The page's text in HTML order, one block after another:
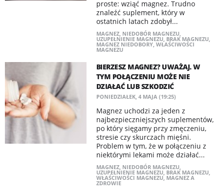
proste: wziąć magnez. Trudno
znaleźć suplement, który w
ostatnich latach zdobył...
MAGNEZ, NIEDOBÓR MAGNEZU,
UZUPEŁNIENIE MAGNEZU, BRAK MAGNEZU,
MAGNEZ NIEDOBORY, WŁAŚCIWOŚCI
MAGNEZU
BIERZESZ MAGNEZ? UWAŻAJ. W
TYM POŁĄCZENIU MOŻE NIE
DZIAŁAĆ LUB SZKODZIĆ
PONIEDZIAŁEK, 4 MAJA (19:25)
Magnez uchodzi za jeden z
najbezpieczniejszych suplementów,
po który sięgamy przy zmęczeniu,
stresie czy skurczach mięśni.
Problem w tym, że w połączeniu z
niektórymi lekami może działać...
MAGNEZ, NIEDOBÓR MAGNEZU,
UZUPEŁNIENIE MAGNEZU, BRAK MAGNEZU,
WŁAŚCIWOŚCI MAGNEZU, MAGNEZ A
ZDROWIE